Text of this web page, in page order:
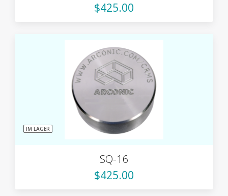
$425.00
IM LAGER
SQ-16
$425.00